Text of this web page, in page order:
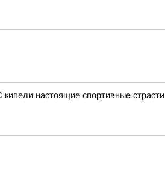
настоящие спортивные страсти